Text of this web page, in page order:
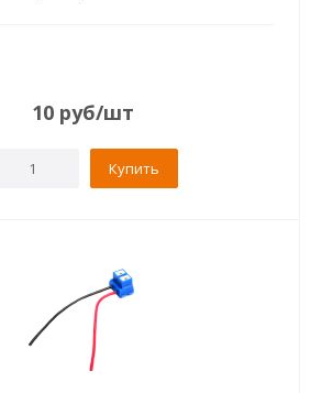
10 руб/шт
Купить